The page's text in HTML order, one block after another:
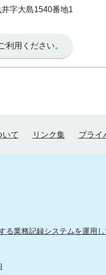
字大島1540番地1
利用ください。
いて リンク集 プライ
る業務記録システムを運用